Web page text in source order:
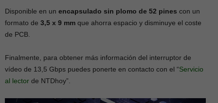
Disponible en un encapsulado sin plomo de 52 pines con un
formato de 3,5 x 9 mm que ahorra espacio y disminuye el coste
de PCB.
Finalmente, para obtener más información del interruptor de
vídeo de 13,5 Gbps puedes ponerte en contacto con el “Servicio
al lector de NTDhoy”.